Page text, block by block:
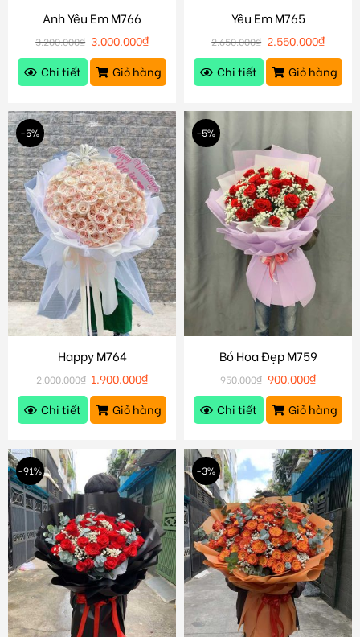
Anh Yêu Em M766
3.200.000₫ 3.000.000₫
Chi tiết
Giỏ hàng
Yêu Em M765
2.650.000₫ 2.550.000₫
Chi tiết
Giỏ hàng
-5%
Happy M764
2.000.000₫ 1.900.000₫
Chi tiết
Giỏ hàng
-5%
Bó Hoa Đẹp M759
950.000₫ 900.000₫
Chi tiết
Giỏ hàng
-91% -3%